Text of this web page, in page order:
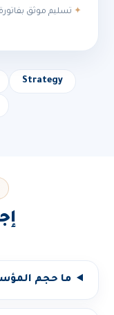
تسليم موثق
Strategy
ما حجم